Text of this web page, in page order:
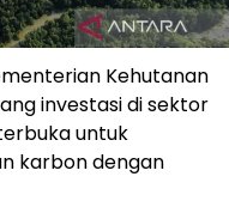
Kehutanan
investasi di sektor
untuk
karbon dengan